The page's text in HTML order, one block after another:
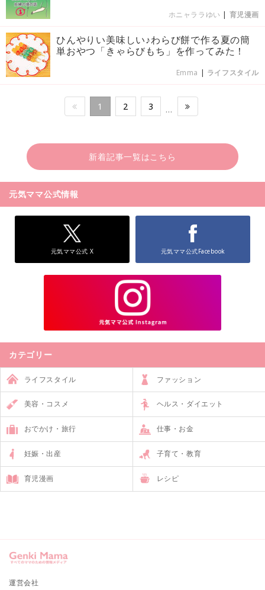
ホニャララゆい | 育児漫画
ひんやりい美味しい♪わらび餅で作る夏の簡
単おやつ「きゃらびもち」を作ってみた！
Emma | ライフスタイル
1 2 3 …
新着記事一覧はこちら
元気ママ公式情報
元気ママ公式 X 元気ママ公式Facebook
カテゴリー
ライフスタイル ファッション
美容・コスメ ヘルス・ダイエット
おでかけ・旅行 仕事・お金
妊娠・出産 子育て・教育
育児漫画 レシピ
運営会社